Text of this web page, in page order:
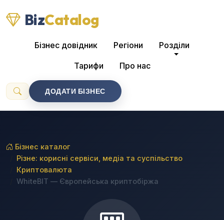
BizCatalog
Бізнес довідник Регіони Розділи
Тарифи Про нас
ДОДАТИ БІЗНЕС
Бізнес каталог
Різне: корисні сервіси, медіа та суспільство
Криптовалюта
WhiteBIT — Європейська криптобіржа